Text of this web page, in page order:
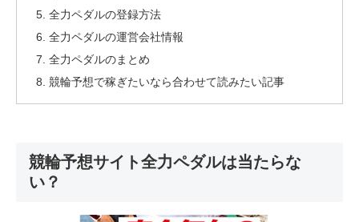
全力ペダルの登録方法
全力ペダルの運営会社情報
全力ペダルのまとめ
競輪予想で稼ぎたいなら合わせて読みたい記事
競輪予想サイト全力ペダルは当たらな
い？